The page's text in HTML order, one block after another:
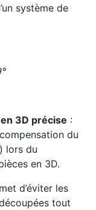
système de
3D précise :
du
lors du
en 3D.
d’éviter les
tout